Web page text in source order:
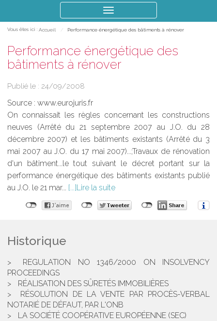
le
Vous êtes ici : Accueil Performance énergétique des bâtiments à rénover
Performance énergétique des
bâtiments à rénover
Publié le : 24/09/2008
Source : www.eurojuris.fr
On connaissait les règles concernant les constructions
neuves (Arrêté du 21 septembre 2007 au J.O. du 28
décembre 2007) et les bâtiments existants (Arrêté du 3
mai 2007 au J.O. du 17 mai 2007)...;Travaux de rénovation
d'un bâtiment...le tout suivant le décret portant sur la
performance énergétique des bâtiments existants publié
au J.O. le 21 mar...
Lire la suite
Historique
REGULATION NO 1346/2000 ON INSOLVENCY
PROCEEDINGS
RÉALISATION DES SÛRETÉS IMMOBILIÈRES
RÉSOLUTION DE LA VENTE PAR PROCÈS-VERBAL
NOTARIÉ DE DÉFAUT, PAR L'ONB
LA SOCIÉTÉ COOPÉRATIVE EUROPÉENNE (SEC)